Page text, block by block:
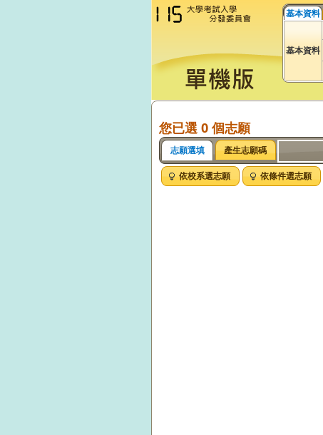
基本資料
基本資料
您已選 0 個志願
志願選填 產生志願碼
依校系選志願 依條件選志願